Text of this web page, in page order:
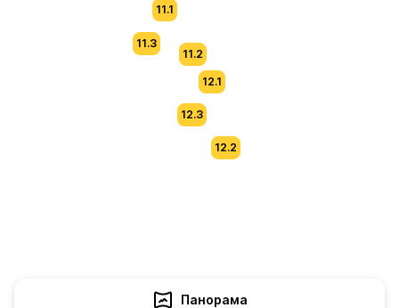
11.3
11.1
11.2
12.1
12.2
12.3
Панорама